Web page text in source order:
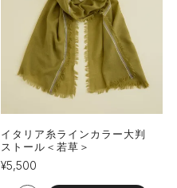
イタリア糸ラインカラー大判
ストール＜若草＞
¥5,500